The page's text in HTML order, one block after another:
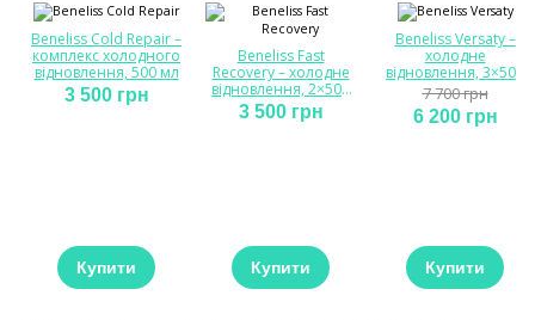
Beneliss Cold Repair –
комплекс холодного
відновлення, 500 мл
3 500 грн
Купити
Beneliss Fast
Recovery – холодне
відновлення, 2×500
мл
3 500 грн
Купити
Beneliss Versaty –
холодне
відновлення, 3×500
мл
7 700 грн
6 200 грн
Купити